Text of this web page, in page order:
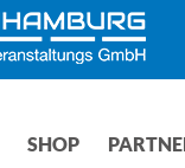
SHOP